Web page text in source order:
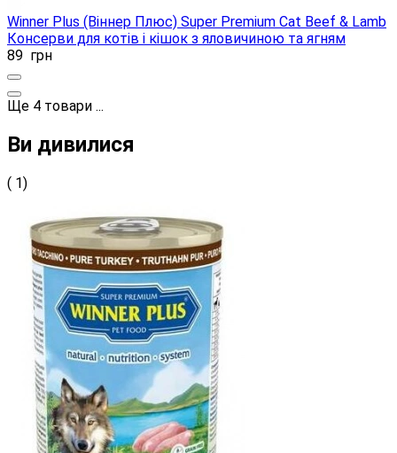
Winner Plus (Віннер Плюс) Super Premium Cat Beef & Lamb
Консерви для котів і кішок з яловичиною та ягням
89 грн
Ще 4 товари ...
Ви дивилися
( 1)